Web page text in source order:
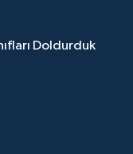
Doldurduk